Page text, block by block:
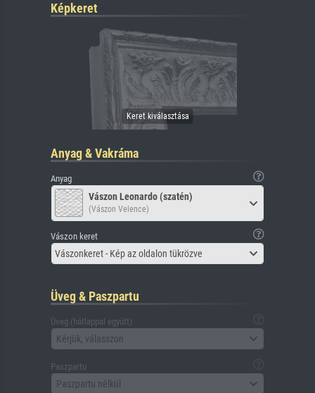
Képkeret
Anyag & Vakráma
Anyag
Vászon Leonardo (szatén)
(Vászon Velence)
Vászon keret
Vászonkeret - Kép az oldalon tükrözve
Üveg & Paszpartu
Üveg (hátlappal együtt)
Kérjük, válasszon
Paszpartu
Paszpartu nélkül